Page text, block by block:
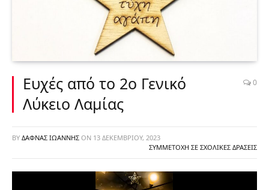
Ευχές από το 2ο Γενικό
Λύκειο Λαμίας
0
BY ΔΑΦΝΆΣ ΙΩΆΝΝΗΣ ON 13 ΔΕΚΕΜΒΡΊΟΥ, 2023
ΣΥΜΜΕΤΟΧΉ ΣΕ ΣΧΟΛΙΚΈΣ ΔΡΆΣΕΙΣ